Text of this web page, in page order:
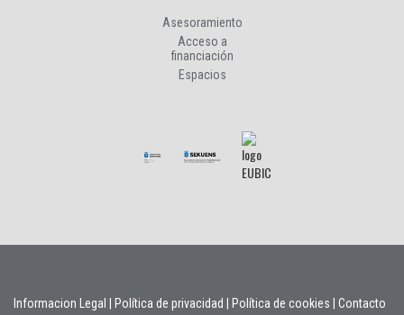
Asesoramiento
Acceso a
financiación
Espacios
Informacion Legal Política de privacidad Política de cookies Contacto